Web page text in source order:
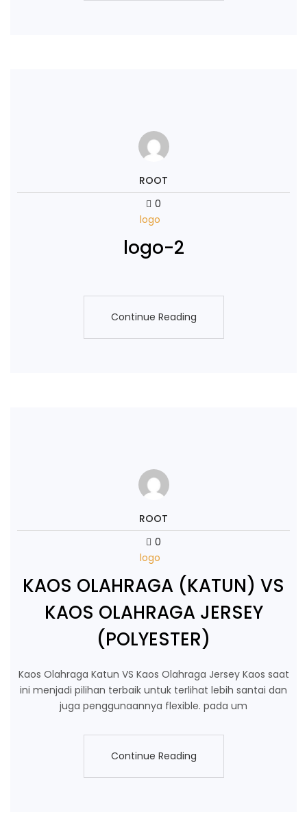
ROOT
0
logo
logo-2
Continue Reading
ROOT
0
logo
KAOS OLAHRAGA (KATUN) VS
KAOS OLAHRAGA JERSEY
(POLYESTER)
Kaos Olahraga Katun VS Kaos Olahraga Jersey Kaos saat
ini menjadi pilihan terbaik untuk terlihat lebih santai dan
juga penggunaannya flexible. pada um
Continue Reading